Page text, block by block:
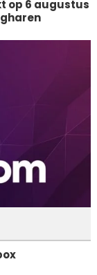
op 6 augustus